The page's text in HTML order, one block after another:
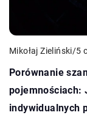
Mikołaj Zieliński/5
Porównanie
pojemnościach:
indywidualnych